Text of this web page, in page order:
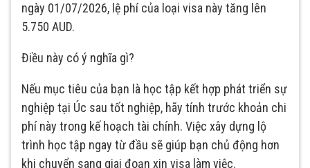
ngày 01/07/2026, lệ phí của loại visa này tăng lên
5.750 AUD.
Điều này có ý nghĩa gì?
Nếu mục tiêu của bạn là học tập kết hợp phát triển sự
nghiệp tại Úc sau tốt nghiệp, hãy tính trước khoản chi
phí này trong kế hoạch tài chính. Việc xây dựng lộ
trình học tập ngay từ đầu sẽ giúp bạn chủ động hơn
khi chuyển sang giai đoạn xin visa làm việc.